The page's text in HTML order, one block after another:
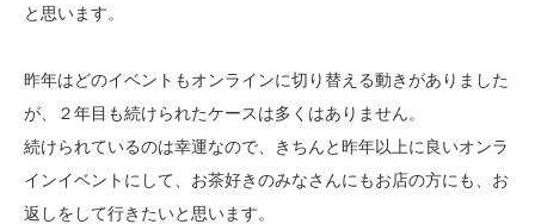
と思います。
昨年はどのイベントもオンラインに切り替える動きがありました
が、２年目も続けられたケースは多くはありません。
続けられているのは幸運なので、きちんと昨年以上に良いオンラ
インイベントにして、お茶好きのみなさんにもお店の方にも、お
返しをして行きたいと思います。